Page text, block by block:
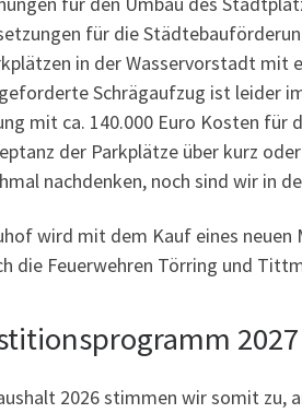
für die
in der Wasservorstadt mit
Schrägaufzug ist leider
mit ca. 140.000 Euro Kosten für
der Parkplätze über kurz
nachdenken, noch sind wir in
wird mit dem Kauf eines
die Feuerwehren Törring und
2026 stimmen wir somit zu,